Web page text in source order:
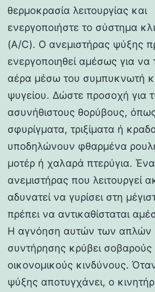
θερμοκρασία λειτουργίας και
ενεργοποιήστε το σύστημα
(A/C). Ο ανεμιστήρας ψύξης
ενεργοποιηθεί αμέσως για να
αέρα μέσω του συμπυκνωτή
ψυγείου. Δώστε προσοχή για
ασυνήθιστους θορύβους,
σφυρίγματα, τριξίματα ή
υποδηλώνουν φθαρμένα
μοτέρ ή χαλαρά πτερύγια.
ανεμιστήρας που λειτουργεί
αδυνατεί να γυρίσει στη
πρέπει να αντικαθίσταται
Η αγνόηση αυτών των απλών
συντήρησης κρύβει σοβαρούς
οικονομικούς κινδύνους.
ψύξης αποτυγχάνει, ο